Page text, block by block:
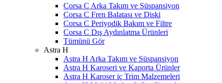
Corsa C Arka Takım ve Süspansiyon
Corsa C Fren Balatası ve Diski
Corsa C Periyodik Bakım ve Filtre
Corsa C Dış Aydınlatma Ürünleri
Tümünü Gör
Astra H
Astra H Arka Takım ve Süspansiyon
Astra H Karoseri ve Kaporta Ürünler
Astra H Karoser iç Trim Malzemeleri